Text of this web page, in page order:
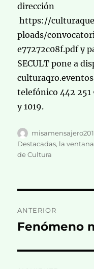
dirección
https://
ploads/
e77272c08f.pdf y
SECULT pone a
telefónico 442 251
y 1019.
Autor
Destacadas, la ventana
de Cultura
de
ANTERIOR
Entrada
Fenómeno